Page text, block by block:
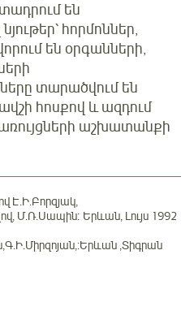
են
հորմոններ,
են օրգանների,
տարածվում են
հոսքով և ազդում
աշխատանքի
Է.Ի.Բորզյակ,
Մ.Ռ.Սապին։ Երևան, Լույս 1992
,Տիգրան